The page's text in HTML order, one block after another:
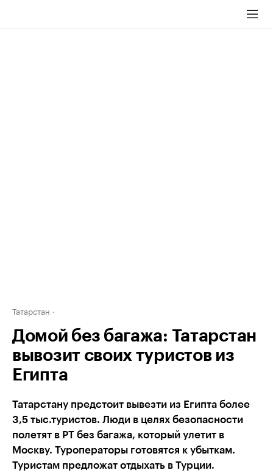
Татарстан
Домой без багажа: Татарстан
вывозит своих туристов из
Египта
Татарстану предстоит вывезти из Египта более
3,5 тыс.туристов. Люди в целях безопасности
полетят в РТ без багажа, который улетит в
Москву. Туроператоры готовятся к убыткам.
Туристам предложат отдыхать в Турции.